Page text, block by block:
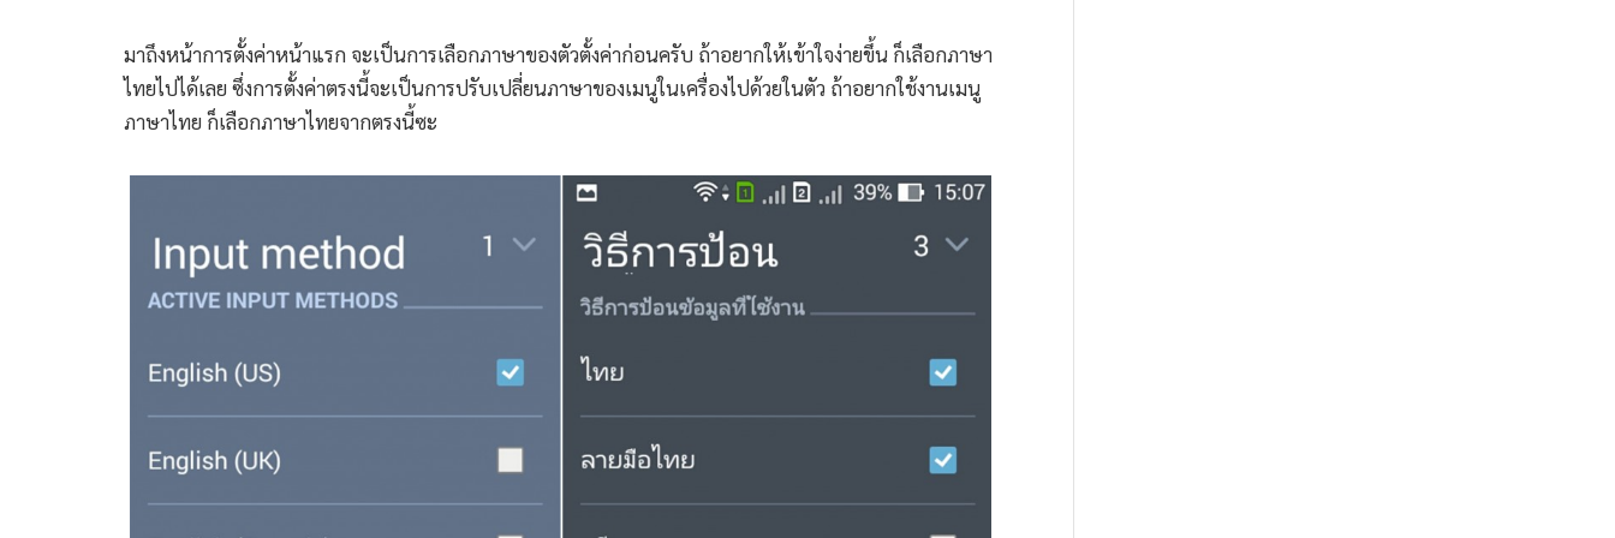
มาถึงหน้าการตั้งค่าหน้าแรก จะเป็นการเลือกภาษาของตัวตั้งค่าก่อนครับ ถ้าอยากให้เข้าใจง่ายขึ้น ก็เลือกภาษา
ไทยไปได้เลย ซึ่งการตั้งค่าตรงนี้จะเป็นการปรับเปลี่ยนภาษาของเมนูในเครื่องไปด้วยในตัว ถ้าอยากใช้งานเมนู
ภาษาไทย ก็เลือกภาษาไทยจากตรงนี้ซะ